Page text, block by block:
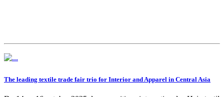
The leading textile trade fair trio for Interior and Apparel in Central Asia